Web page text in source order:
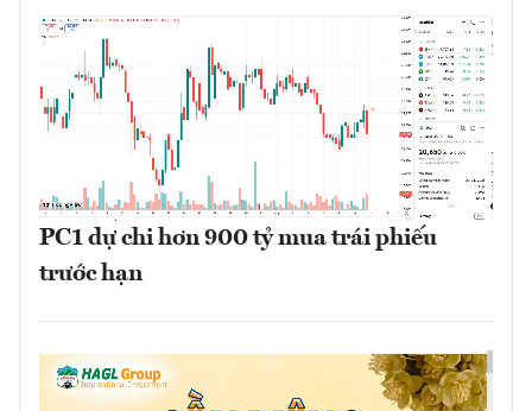
PC1 dự chi hơn 900 tỷ mua trái phiếu
trước hạn